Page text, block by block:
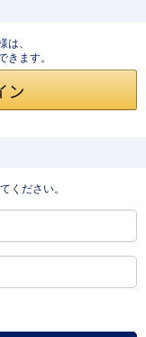
は、
ます。
ください。